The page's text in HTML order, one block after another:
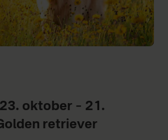
oktober – 21.
retriever